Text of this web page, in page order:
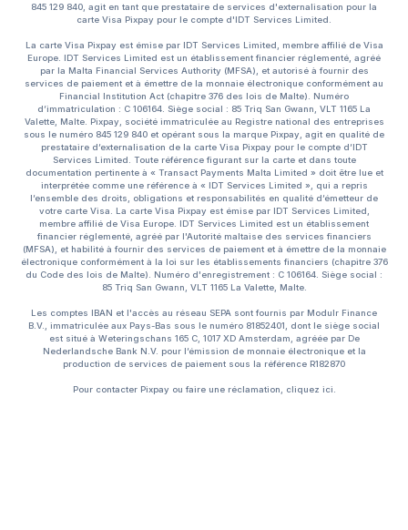
845 129 840, agit en tant que prestataire de services d'externalisation pour la
carte Visa Pixpay pour le compte d'IDT Services Limited.
La carte Visa Pixpay est émise par IDT Services Limited, membre affilié de Visa
Europe. IDT Services Limited est un établissement financier réglementé, agréé
par la Malta Financial Services Authority (MFSA), et autorisé à fournir des
services de paiement et à émettre de la monnaie électronique conformément au
Financial Institution Act (chapitre 376 des lois de Malte). Numéro
d’immatriculation : C 106164. Siège social : 85 Triq San Gwann, VLT 1165 La
Valette, Malte. Pixpay, société immatriculée au Registre national des entreprises
sous le numéro 845 129 840 et opérant sous la marque Pixpay, agit en qualité de
prestataire d’externalisation de la carte Visa Pixpay pour le compte d’IDT
Services Limited. Toute référence figurant sur la carte et dans toute
documentation pertinente à « Transact Payments Malta Limited » doit être lue et
interprétée comme une référence à « IDT Services Limited », qui a repris
l’ensemble des droits, obligations et responsabilités en qualité d’émetteur de
votre carte Visa. La carte Visa Pixpay est émise par IDT Services Limited,
membre affilié de Visa Europe. IDT Services Limited est un établissement
financier réglementé, agréé par l'Autorité maltaise des services financiers
(MFSA), et habilité à fournir des services de paiement et à émettre de la monnaie
électronique conformément à la loi sur les établissements financiers (chapitre 376
du Code des lois de Malte). Numéro d'enregistrement : C 106164. Siège social :
85 Triq San Gwann, VLT 1165 La Valette, Malte.
Les comptes IBAN et l'accès au réseau SEPA sont fournis par Modulr Finance
B.V., immatriculée aux Pays-Bas sous le numéro 81852401, dont le siège social
est situé à Weteringschans 165 C, 1017 XD Amsterdam, agréée par De
Nederlandsche Bank N.V. pour l’émission de monnaie électronique et la
production de services de paiement sous la référence R182870
Pour contacter Pixpay ou faire une réclamation, cliquez ici.